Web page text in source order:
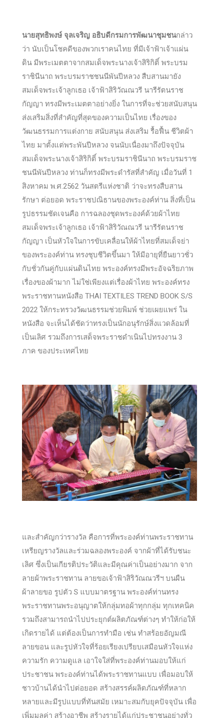
นายสุทธิพงษ์ จุลเจริญ อธิบดีกรมการพัฒนาชุมชนกล่าว
ว่า นับเป็นโชคดีของพวกเราคนไทย ที่มีเจ้าฟ้าเจ้าแผ่น
ดิน มีพระเมตตาจากสมเด็จพระนางเจ้าสิริกิติ์ พระบรม
ราชินีนาถ พระบรมราชชนนีพันปีหลวง สืบสานมายัง
สมเด็จพระเจ้าลูกเธอ เจ้าฟ้าสิริวัณณวรี นารีรัตนราช
กัญญา ทรงมีพระเมตตาอย่างยิ่ง ในการที่จะช่วยสนับสนุน
ส่งเสริมสิ่งที่สำคัญที่สุดของความเป็นไทย เรื่องของ
วัฒนธรรมการแต่งกาย สนับสนุน ส่งเสริม รื้อฟื้น ชีวิตผ้า
ไทย มาตั้งแต่พระพันปีหลวง จนนับเนื่องมาถึงปัจจุบัน
สมเด็จพระนางเจ้าสิริกิติ์ พระบรมราชินีนาถ พระบรมราช
ชนนีพันปีหลวง ท่านก็ทรงมีพระดำรัสที่สำคัญ เมื่อวันที่ 1
สิงหาคม พ.ศ.2562 วันสตรีแห่งชาติ ว่าจะทรงสืบสาน
รักษา ต่อยอด พระราชปณิธานของพระองค์ท่าน สิ่งที่เป็น
รูปธรรมชัดเจนคือ การฉลองชุดพระองค์ด้วยผ้าไทย
สมเด็จพระเจ้าลูกเธอ เจ้าฟ้าสิริวัณณวรี นารีรัตนราช
กัญญา เป็นหัวใจในการขับเคลื่อนให้ผ้าไทยที่สมเด็จย่า
ของพระองค์ท่าน ทรงชุบชีวิตขึ้นมา ให้มีอายุที่ยืนยาวชั่ว
กับชั่วกันคู่กับแผ่นดินไทย พระองค์ทรงมีพระอัจฉริยภาพ
เรื่องของผ้ามาก ไม่ใช่เพียงแต่เรื่องผ้าไทย พระองค์ทรง
พระราชทานหนังสือ THAI TEXTILES TREND BOOK S/S
2022 ให้กระทรวงวัฒนธรรมช่วยพิมพ์ ช่วยเผยแพร่ ใน
หนังสือ จะเห็นได้ชัดว่าทรงเป็นนักอนุรักษ์สิ่งแวดล้อมที่
เป็นเลิศ รวมถึงการเสด็จพระราชดำเนินไปทรงงาน 3
ภาค ของประเทศไทย
และสำคัญกว่ารางวัล คือการที่พระองค์ท่านพระราชทาน
เหรียญรางวัลและร่วมฉลองพระองค์ จากผ้าที่ได้รับชนะ
เลิศ ซึ่งเป็นเกียรติประวัติและมีคุณค่าเป็นอย่างมาก จาก
ลายผ้าพระราชทาน ลายขอเจ้าฟ้าสิริวัณณวรีฯ บนผืน
ผ้าลายขอ รูปตัว S แบบมาตรฐาน พระองค์ท่านทรง
พระราชทานพระอนุญาตให้กลุ่มทอผ้าทุกกลุ่ม ทุกเทคนิค
รวมถึงสามารถนำไปประยุกต์ผลิตภัณฑ์ต่างๆ ทำให้ก่อให้
เกิดรายได้ แต่ต้องเป็นการทำมือ เช่น ทำสร้อยอัญมณี
ลายขอน และรูปหัวใจที่ร้อยเรียงเปรียบเสมือนหัวใจแห่ง
ความรัก ความดูแล เอาใจใส่ที่พระองค์ท่านมอบให้แก่
ประชาชน พระองค์ท่านได้พระราชทานแบบ เพื่อมอบให้
ชาวบ้านได้นำไปต่อยอด สร้างสรรค์ผลิตภัณฑ์ที่หลาก
หลายและมีรูปแบบที่ทันสมัย เหมาะสมกับยุคปัจจุบัน เพื่อ
เพิ่มมูลค่า สร้างอาชีพ สร้างรายได้แก่ประชาชนอย่างทั่ว